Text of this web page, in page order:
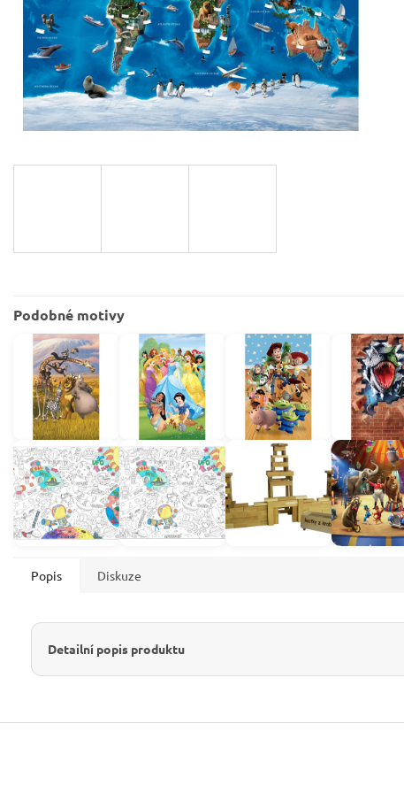
Podobné motivy
Popis Diskuze
Detailní popis produktu